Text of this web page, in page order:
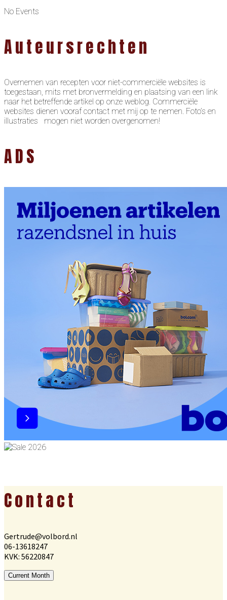
No Events
Auteursrechten
Overnemen van recepten voor niet-commerciële websites is
toegestaan, mits met bronvermelding en plaatsing van een link
naar het betreffende artikel op onze weblog. Commerciële
websites dienen vooraf contact met mij op te nemen. Foto’s en
illustraties mogen niet worden overgenomen!
ADS
Footer
Contact
Gertrude@volbord.nl
06-13618247
KVK: 56220847
Current Month